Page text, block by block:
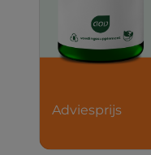
Adviesprijs